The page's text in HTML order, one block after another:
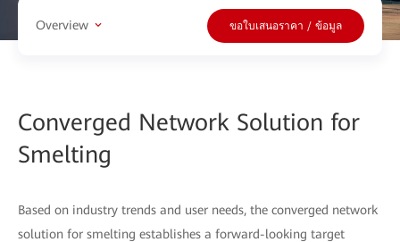
Overview ขอใบเสนอราคา / ข้อมูล
Converged Network Solution for
Smelting
Based on industry trends and user needs, the converged network
solution for smelting establishes a forward-looking target